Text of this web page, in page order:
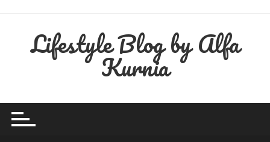
contentLifestyle Blog by Alfa
Kurnia